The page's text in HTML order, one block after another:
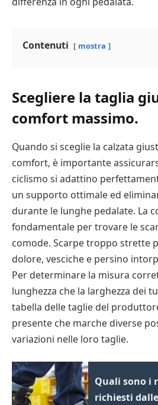
Contenuti mostra
Scegliere la taglia
comfort massimo.
Quando si sceglie la calzata
comfort, è importante
ciclismo si adattino
un supporto ottimale ed
durante le lunghe pedalate. La
fondamentale per trovare le
comode. Scarpe troppo strette
dolore, vesciche e persino
Per determinare la misura
lunghezza che la larghezza dei
tabella delle taglie del
presente che marche diverse
variazioni nelle loro taglie.
Quali sono i
richiesti dalle